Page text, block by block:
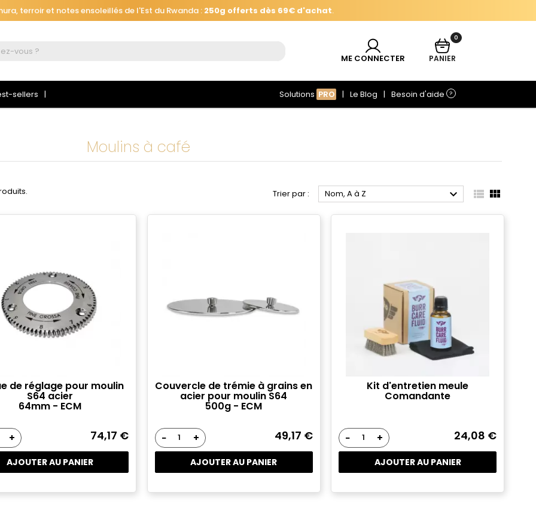
terroir et notes ensoleillés de l'Est du Rwanda : 250g offerts dès 69€ d'achat.
terroir et notes ensoleillés de l'Est du Rwanda :
ME CONNECTER
0
PANIER
sellers Solutions PRO Le Blog Besoin d'aide ?
Moulins à café
Trier par : Nom, A à Z   
de réglage pour moulin
S64 acier
64mm - ECM
+ 74,17 €
AJOUTER AU PANIER
Couvercle de trémie à grains en
acier pour moulin S64
500g - ECM
− + 49,17 €
AJOUTER AU PANIER
Kit d'entretien meule
Comandante
− + 24,08 €
AJOUTER AU PANIER
connecter ×
devez être connecté pour enregistrer les produits de votre liste de
Se connecter